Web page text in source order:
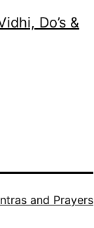
Do’s &
and Prayers